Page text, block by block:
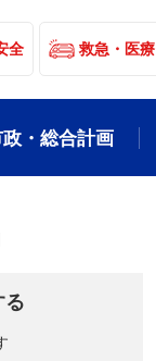
全 救急・医療
・総合計画
る